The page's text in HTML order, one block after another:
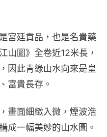
宮廷貢品，也是名貴藥
山圖》全卷近12米長，
因此青綠山水向來是皇
富貴長存。
畫面細緻入微，煙波浩
成一幅美妙的山水圖。